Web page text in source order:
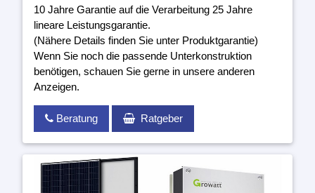
10 Jahre Garantie auf die Verarbeitung 25 Jahre
lineare Leistungsgarantie.
(Nähere Details finden Sie unter Produktgarantie)
Wenn Sie noch die passende Unterkonstruktion
benötigen, schauen Sie gerne in unsere anderen
Anzeigen.
Beratung Ratgeber